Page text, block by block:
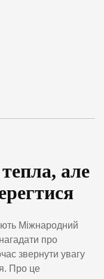
але
Міжнародний
про
звернути увагу
Про це